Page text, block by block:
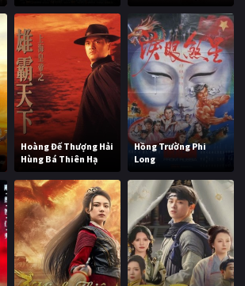
Hoàng Đế Thượng Hải
Hùng Bá Thiên Hạ
Hồng Trường Phi
Long